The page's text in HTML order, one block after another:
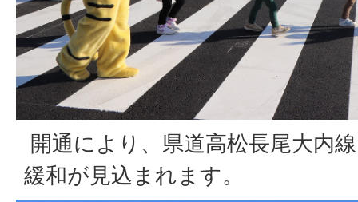
開通により、県道高松長尾大内
緩和が見込まれます。